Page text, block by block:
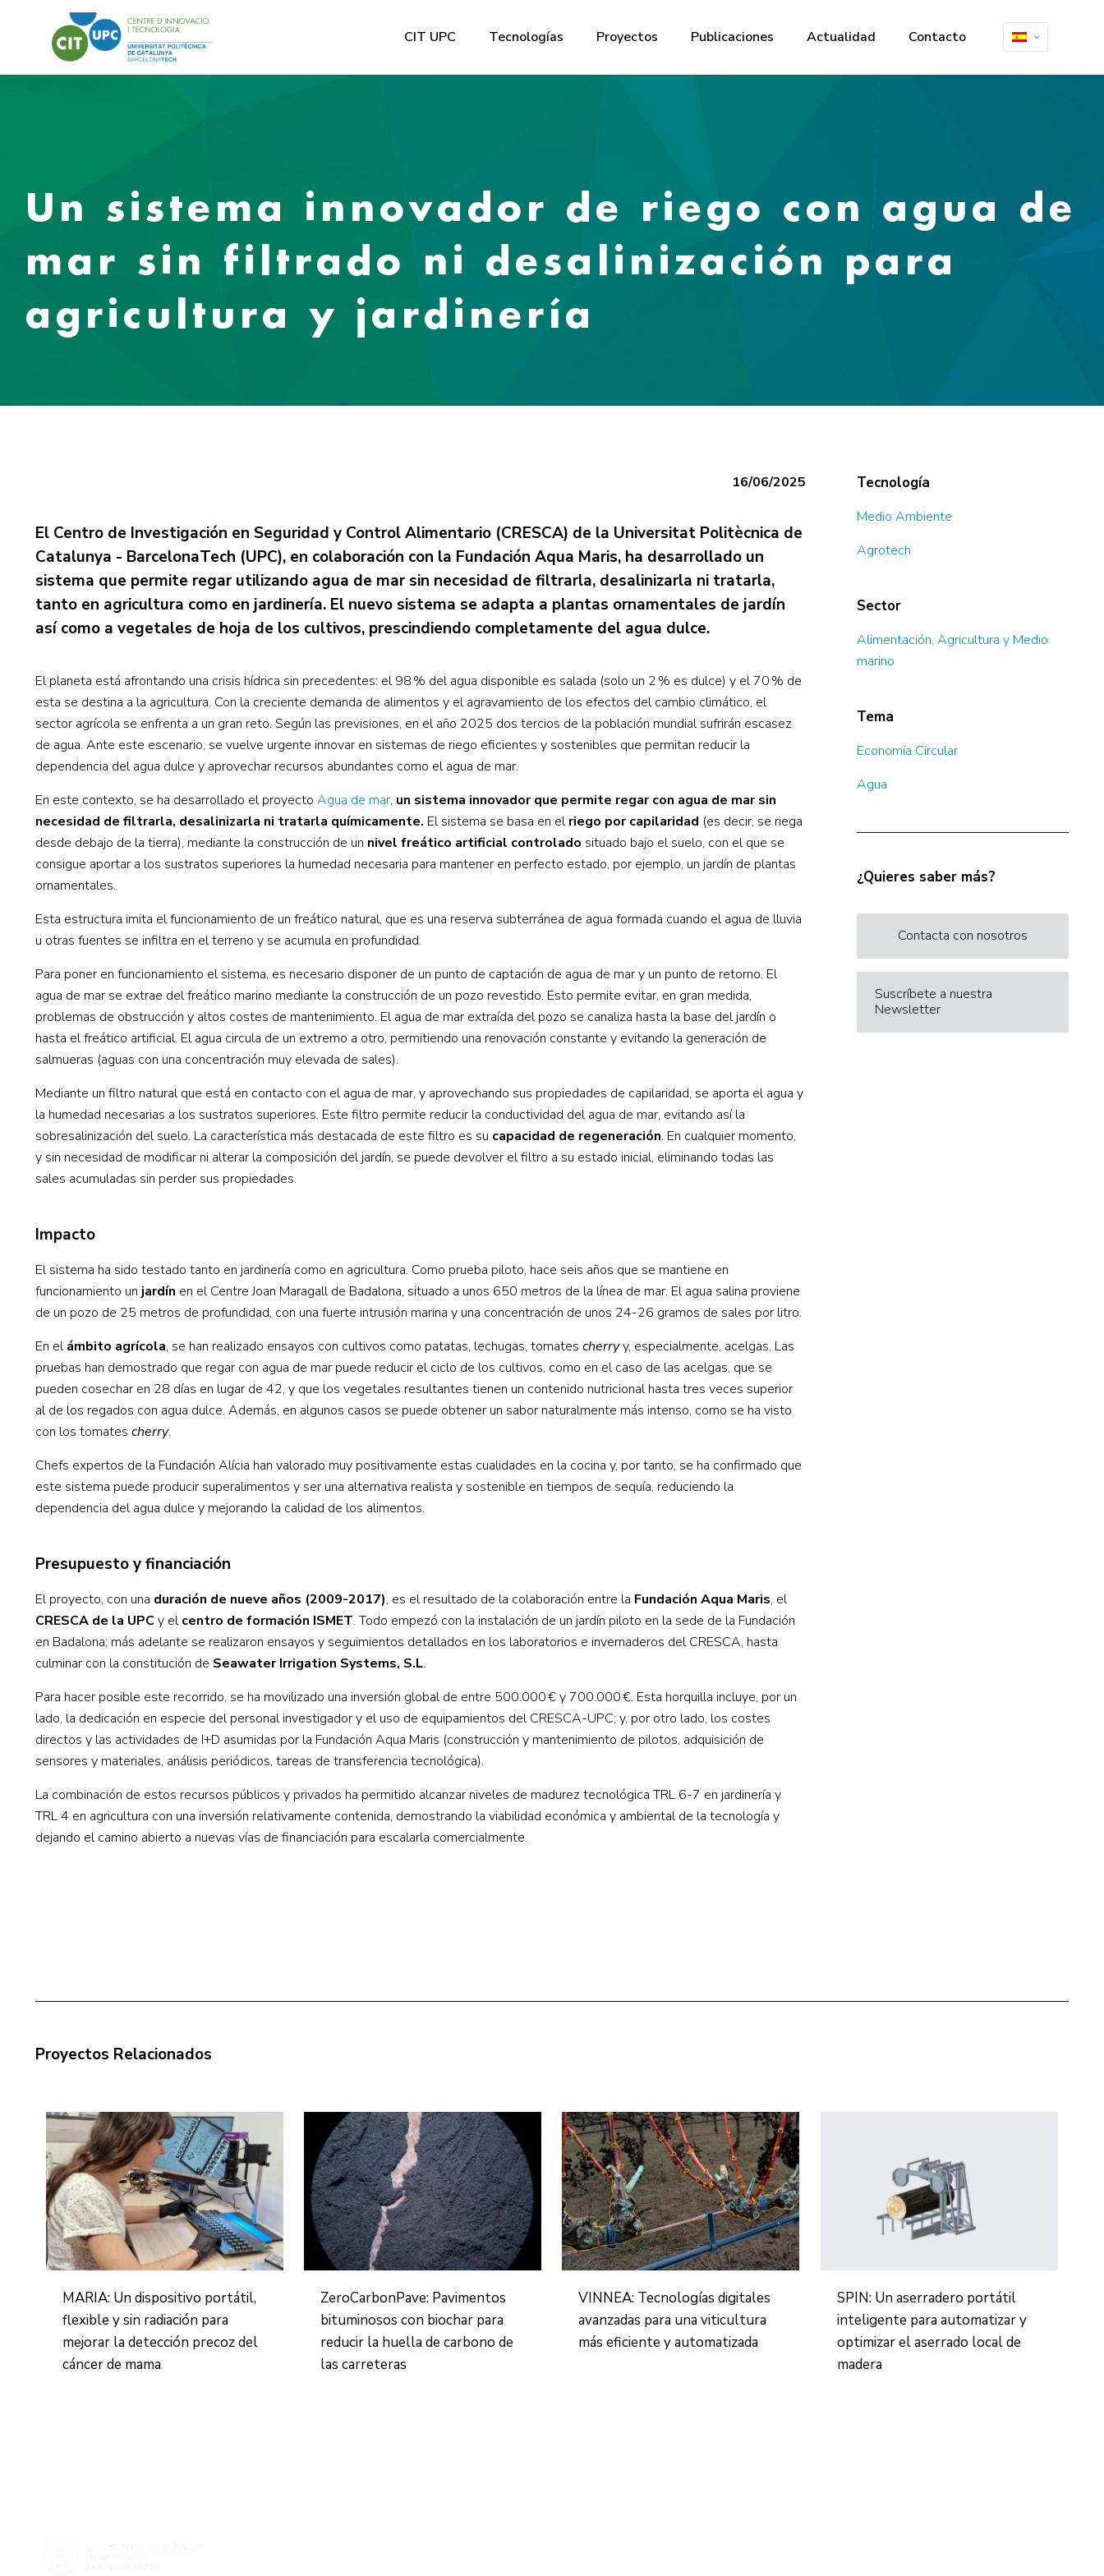
CIT UPC Tecnologías Proyectos Publicaciones Actualidad Contacto
Un sistema innovador de riego con agua de
mar sin filtrado ni desalinización para
agricultura y jardinería
16/06/2025
El Centro de Investigación en Seguridad y Control Alimentario (CRESCA) de la Universitat Politècnica de
Catalunya - BarcelonaTech (UPC), en colaboración con la Fundación Aqua Maris, ha desarrollado un
sistema que permite regar utilizando agua de mar sin necesidad de filtrarla, desalinizarla ni tratarla,
tanto en agricultura como en jardinería. El nuevo sistema se adapta a plantas ornamentales de jardín
así como a vegetales de hoja de los cultivos, prescindiendo completamente del agua dulce.
El planeta está afrontando una crisis hídrica sin precedentes: el 98 % del agua disponible es salada (solo un 2 % es dulce) y el 70 % de
esta se destina a la agricultura. Con la creciente demanda de alimentos y el agravamiento de los efectos del cambio climático, el
sector agrícola se enfrenta a un gran reto. Según las previsiones, en el año 2025 dos tercios de la población mundial sufrirán escasez
de agua. Ante este escenario, se vuelve urgente innovar en sistemas de riego eficientes y sostenibles que permitan reducir la
dependencia del agua dulce y aprovechar recursos abundantes como el agua de mar.
En este contexto, se ha desarrollado el proyecto Agua de mar, un sistema innovador que permite regar con agua de mar sin
necesidad de filtrarla, desalinizarla ni tratarla químicamente. El sistema se basa en elriego por capilaridad (es decir, se riega
desde debajo de la tierra), mediante la construcción de un nivel freático artificial controlado situado bajo el suelo, con el que se
consigue aportar a los sustratos superiores la humedad necesaria para mantener en perfecto estado, por ejemplo, un jardín de plantas
ornamentales.
Esta estructura imita el funcionamiento de un freático natural, que es una reserva subterránea de agua formada cuando el agua de lluvia
u otras fuentes se infiltra en el terreno y se acumula en profundidad.
Para poner en funcionamiento el sistema, es necesario disponer de un punto de captación de agua de mar y un punto de retorno. El
agua de mar se extrae del freático marino mediante la construcción de un pozo revestido. Esto permite evitar, en gran medida,
problemas de obstrucción y altos costes de mantenimiento. El agua de mar extraída del pozo se canaliza hasta la base del jardín o
hasta el freático artificial. El agua circula de un extremo a otro, permitiendo una renovación constante y evitando la generación de
salmueras (aguas con una concentración muy elevada de sales).
Mediante un filtro natural que está en contacto con el agua de mar, y aprovechando sus propiedades de capilaridad, se aporta el agua y
la humedad necesarias a los sustratos superiores. Este filtro permite reducir la conductividad del agua de mar, evitando así la
sobresalinización del suelo. La característica más destacada de este filtro es su capacidad de regeneración. En cualquier momento,
y sin necesidad de modificar ni alterar la composición del jardín, se puede devolver el filtro a su estado inicial, eliminando todas las
sales acumuladas sin perder sus propiedades.
Impacto
El sistema ha sido testado tanto en jardinería como en agricultura. Como prueba piloto, hace seis años que se mantiene en
funcionamiento un jardín en el Centre Joan Maragall de Badalona, situado a unos 650 metros de la línea de mar. El agua salina proviene
de un pozo de 25 metros de profundidad, con una fuerte intrusión marina y una concentración de unos 24-26 gramos de sales por litro.
En elámbito agrícola, se han realizado ensayos con cultivos como patatas, lechugas, tomates cherryy, especialmente, acelgas. Las
pruebas han demostrado que regar con agua de mar puede reducir el ciclo de los cultivos, como en el caso de las acelgas, que se
pueden cosechar en 28 días en lugar de 42, y que los vegetales resultantes tienen un contenido nutricional hasta tres veces superior
al de los regados con agua dulce. Además, en algunos casos se puede obtener un sabor naturalmente más intenso, como se ha visto
con los tomates cherry.
Chefs expertos de la Fundación Alícia han valorado muy positivamente estas cualidades en la cocina y, por tanto, se ha confirmado que
este sistema puede producir superalimentos y ser una alternativa realista y sostenible en tiempos de sequía, reduciendo la
dependencia del agua dulce y mejorando la calidad de los alimentos.
Presupuesto y financiación
El proyecto, con una duración de nueve años (2009-2017), es el resultado de la colaboración entre la Fundación Aqua Maris, el
CRESCA de la UPCy elcentro de formación ISMET. Todo empezó con la instalación de un jardín piloto en la sede de la Fundación
en Badalona; más adelante se realizaron ensayos y seguimientos detallados en los laboratorios e invernaderos del CRESCA, hasta
culminar con la constitución de Seawater Irrigation Systems, S.L.
Para hacer posible este recorrido, se ha movilizado una inversión global de entre 500.000 € y 700.000 €. Esta horquilla incluye, por un
lado, la dedicación en especie del personal investigador y el uso de equipamientos del CRESCA-UPC; y, por otro lado, los costes
directos y las actividades de I+D asumidas por la Fundación Aqua Maris (construcción y mantenimiento de pilotos, adquisición de
sensores y materiales, análisis periódicos, tareas de transferencia tecnológica).
La combinación de estos recursos públicos y privados ha permitido alcanzar niveles de madurez tecnológica TRL 6-7 en jardinería y
TRL 4 en agricultura con una inversión relativamente contenida, demostrando la viabilidad económica y ambiental de la tecnología y
dejando el camino abierto a nuevas vías de financiación para escalarla comercialmente.
Tecnología
Medio Ambiente
Agrotech
Sector
Alimentación, Agricultura y Medio
marino
Tema
Economía Circular
Agua
¿Quieres saber más?
Contacta con nosotros
Suscríbete a nuestra
Newsletter
Proyectos Relacionados
MARIA: Un dispositivo portátil,
flexible y sin radiación para
mejorar la detección precoz del
cáncer de mama
ZeroCarbonPave: Pavimentos
bituminosos con biochar para
reducir la huella de carbono de
las carreteras
VINNEA: Tecnologías digitales
avanzadas para una viticultura
más eficiente y automatizada
SPIN: Un aserradero portátil
inteligente para automatizar y
optimizar el aserrado local de
madera